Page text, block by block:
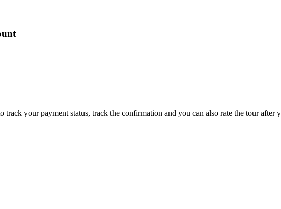
your payment status, track the confirmation and you can also rate the tour after